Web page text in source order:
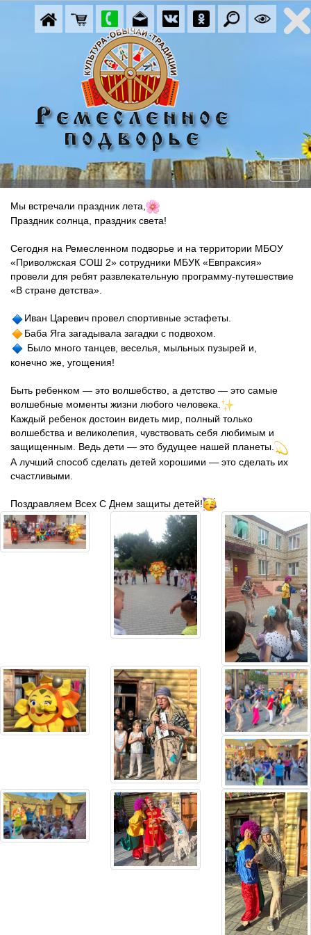
Мы встречали праздник лета,
Праздник солнца, праздник света!
Сегодня на Ремесленном подворье и на территории МБОУ
«Приволжская СОШ 2» сотрудники МБУК «Евпраксия»
провели для ребят развлекательную программу-путешествие
«В стране детства».
Иван Царевич провел спортивные эстафеты.
Баба Яга загадывала загадки с подвохом.
Было много танцев, веселья, мыльных пузырей и,
конечно же, угощения!
Быть ребенком — это волшебство, а детство — это самые
волшебные моменты жизни любого человека.
Каждый ребенок достоин видеть мир, полный только
волшебства и великолепия, чувствовать себя любимым и
защищенным. Ведь дети ― это будущее нашей планеты.
А лучший способ сделать детей хорошими — это сделать их
счастливыми.
Поздравляем Всех С Днем защиты детей!